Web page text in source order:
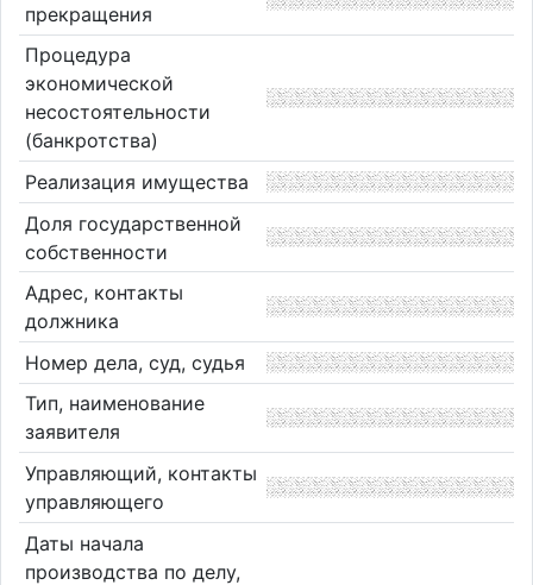
прекращения
Процедура
экономической
несостоятельности
(банкротства)
Реализация имущества
Доля государственной
собственности
Адрес, контакты
должника
Номер дела, суд, судья
Тип, наименование
заявителя
Управляющий, контакты
управляющего
Даты начала
производства по делу,